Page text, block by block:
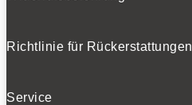
Richtlinie für Rückerstattungen
Service